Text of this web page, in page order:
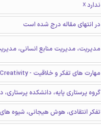
ندارد ☓
در انتهای مقاله درج شده است
مدیریت، مدیریت منابع انسانی،
مهارت های تفکر و خلاقیت - Thinking Skills and Creativity
گروه پرستاری پایه، دانشکده
تفکر انتقادی، هوش هیجانی، شیوه